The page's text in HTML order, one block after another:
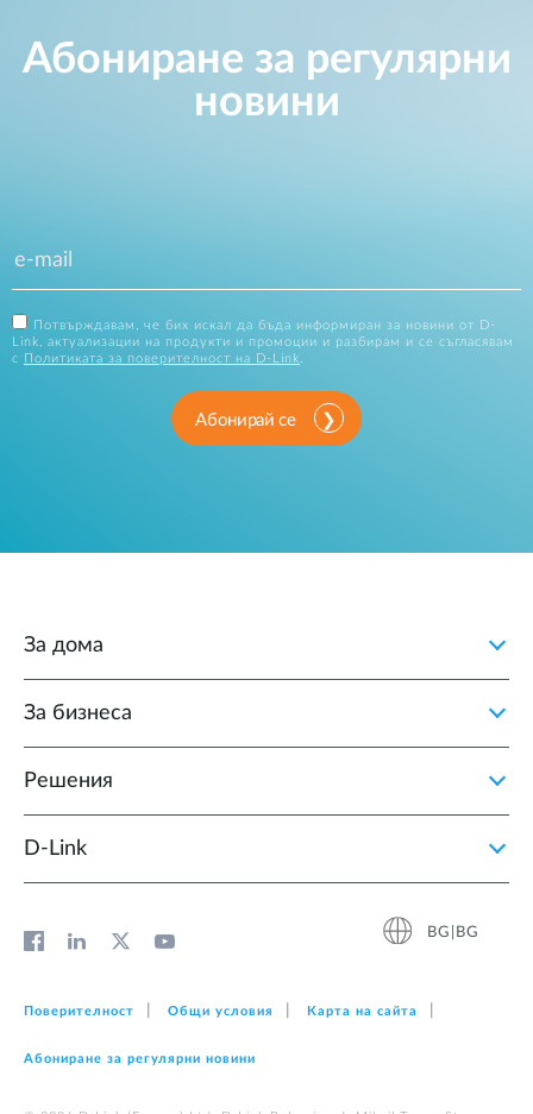
Абониране за регулярни
новини
Потвърждавам, че бих искал да бъда информиран за новини от D-
Link, актуализации на продукти и промоции и разбирам и се съгласявам
с
Политиката за поверителност на D-Link
Абонирай се
За дома
За бизнеса
Решения
D‑Link
BG|BG
Поверителност Общи условия Карта на сайта
Абониране за регулярни новини